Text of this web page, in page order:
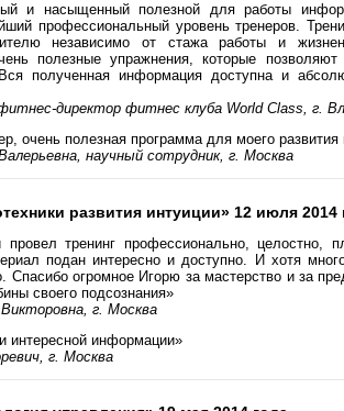
и насыщенный полезной для работы
профессиональный уровень тренеров.
независимо от стажа работы и
полезные упражнения, которые позволяют
полученная информация доступна и
директор фитнес клуба World Class, г.
очень полезная программа для моего развития
научный сотрудник, г. Москва
развития интуиции» 12 июля 2014
провел тренинг профессионально, целостно,
подан интересно и доступно. И хотя
Спасибо огромное Игорю за мастерство и за
своего подсознания»
г. Москва
интересной информации»
г. Москва